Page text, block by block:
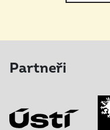
Partneři